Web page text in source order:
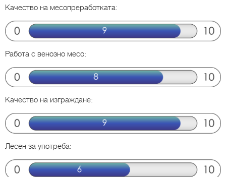
Качество на месопреработката:
Работа с венозно месо:
Качество на изграждане:
Лесен за употреба: